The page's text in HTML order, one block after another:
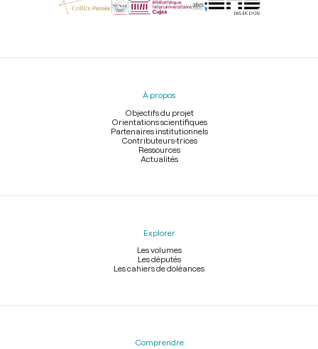
Menu
À propos
Objectifs du projet
Orientations scientifiques
Partenaires institutionnels
Contributeurs-trices
Ressources
Actualités
Explorer
Les volumes
Les députés
Les cahiers de doléances
Comprendre